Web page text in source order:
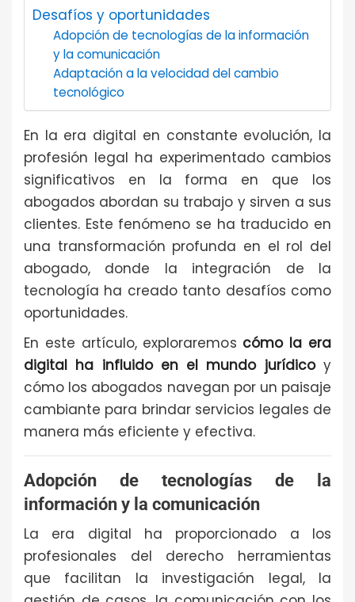
Desafíos y oportunidades
Adopción de tecnologías de la información
y la comunicación
Adaptación a la velocidad del cambio
tecnológico
En la era digital en constante evolución, la
profesión legal ha experimentado cambios
significativos en la forma en que los
abogados abordan su trabajo y sirven a sus
clientes. Este fenómeno se ha traducido en
una transformación profunda en el rol del
abogado, donde la integración de la
tecnología ha creado tanto desafíos como
oportunidades.
En este artículo, exploraremos cómo la era
digital ha influido en el mundo jurídicoy
cómo los abogados navegan por un paisaje
cambiante para brindar servicios legales de
manera más eficiente y efectiva.
Adopción de tecnologías de la
información y la comunicación
La era digital ha proporcionado a los
profesionales del derecho herramientas
que facilitan la investigación legal, la